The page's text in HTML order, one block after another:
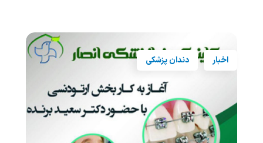
اخبار دندان پزشکی